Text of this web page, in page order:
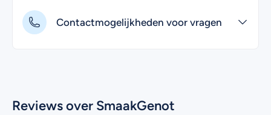
Contactmogelijkheden voor vragen
Reviews over SmaakGenot